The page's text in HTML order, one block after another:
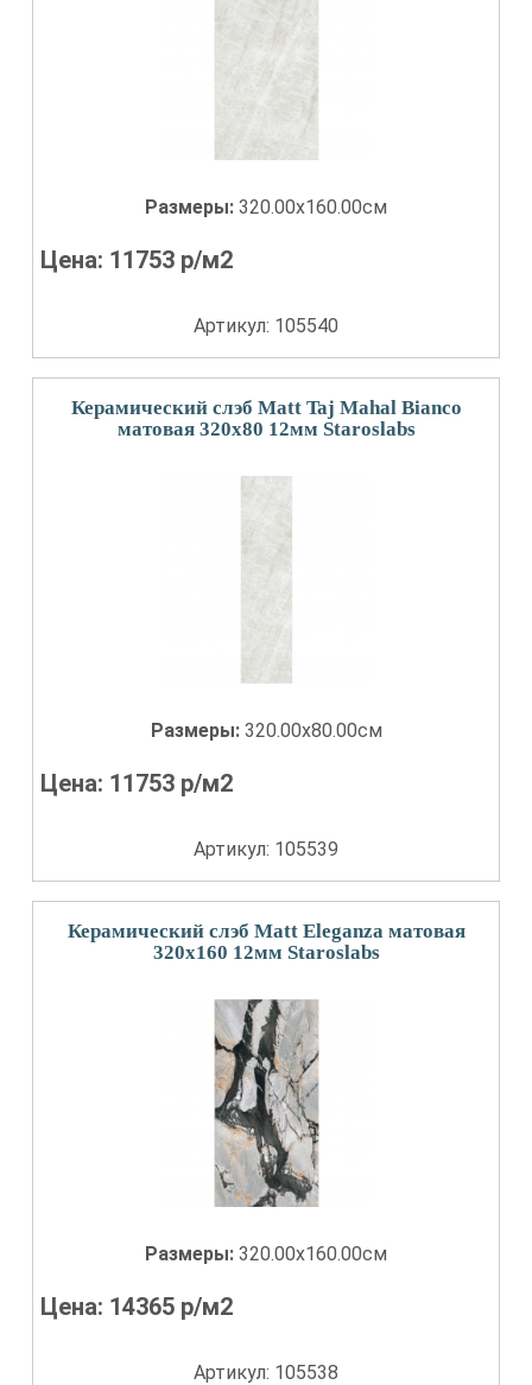
Размеры: 320.00x160.00см
Цена: 11753 р/м2
Артикул: 105540
Керамический слэб Matt Taj Mahal Bianco
матовая 320x80 12мм Staroslabs
Размеры: 320.00x80.00см
Цена: 11753 р/м2
Артикул: 105539
Керамический слэб Matt Eleganza матовая
320x160 12мм Staroslabs
Размеры: 320.00x160.00см
Цена: 14365 р/м2
Артикул: 105538